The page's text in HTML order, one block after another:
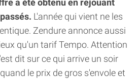
L'année qui vient ne les
Zendure annonce aussi
qu'un tarif Tempo. Attention
dit sur ce qui arrive un soir
le prix de gros s'envole et